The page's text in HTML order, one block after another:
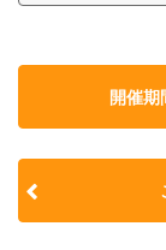
開催期